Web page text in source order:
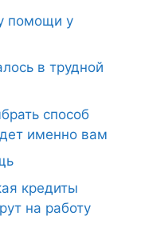
помощи у
в трудной
способ
именно вам
кредиты
на работу